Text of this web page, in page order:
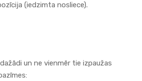
(iedzimta nosliece).
un ne vienmēr tie izpaužas